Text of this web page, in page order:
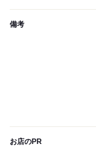
備考
お店のPR